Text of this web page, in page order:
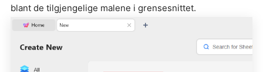
blant de tilgjengelige malene i grensesnittet.